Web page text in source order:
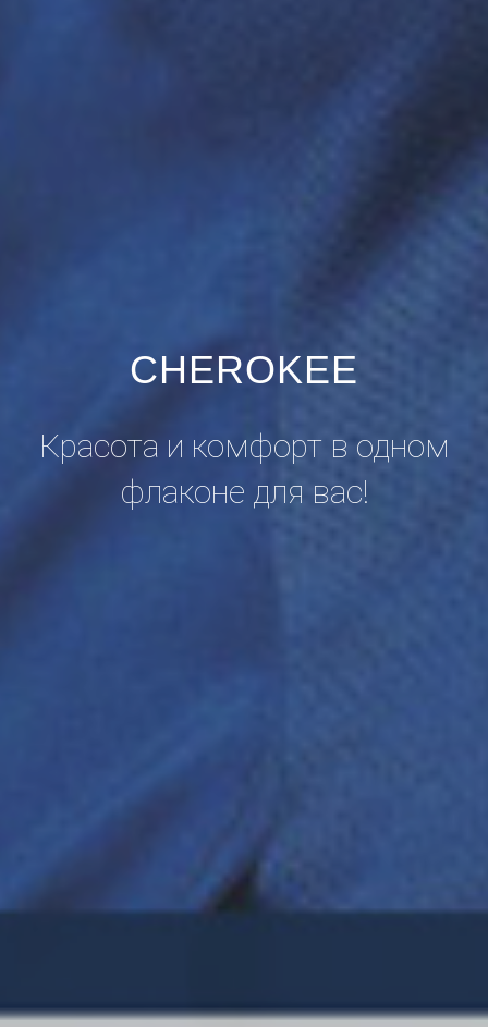
CHEROKEE
Красота и комфорт в одном
флаконе для вас!